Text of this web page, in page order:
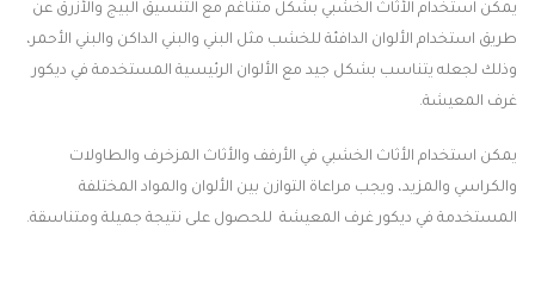
يمكن استخدام الأثاث الخشبي بشكل متناغم مع التنسيق البيج والأزرق عن
طريق استخدام الألوان الدافئة للخشب مثل البني والبني الداكن والبني الأحمر،
وذلك لجعله يتناسب بشكل جيد مع الألوان الرئيسية المستخدمة في ديكور
غرف المعيشة.
يمكن استخدام الأثاث الخشبي في الأرفف والأثاث المزخرف والطاولات
والكراسي والمزيد، ويجب مراعاة التوازن بين الألوان والمواد المختلفة
المستخدمة في ديكور غرف المعيشة للحصول على نتيجة جميلة ومتناسقة.